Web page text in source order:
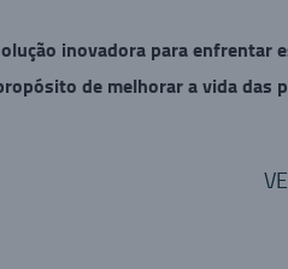
inovadora para enfrentar
de melhorar a vida das